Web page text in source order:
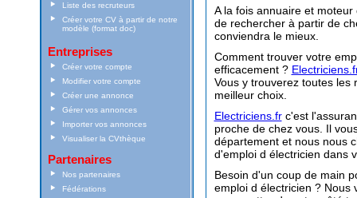
Liste des recruteurs
Créer votre CV à partir de notre
modèle (format doc)
Entreprises
Créer votre compte
Modifier votre compte
Créer une annonce
Gérer vos annonces
Importer vos annonces
Visualiser la CVthèque
Partenaires
Nos partenaires
Fédérations
A la fois annuaire et
de rechercher à partir de
conviendra le mieux.
Comment trouver votre
efficacement ?
Vous y trouverez toutes les
meilleur choix.
Electriciens.frc'est
proche de chez vous. Il
département et nous nous
d'emploi d électricien dans
Besoin d'un coup de main
emploi d électricien ? Nous